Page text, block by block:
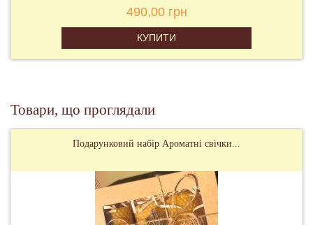
490,00 грн
КУПИТИ
Товари, що проглядали
Подарунковий набір Ароматні свічки...